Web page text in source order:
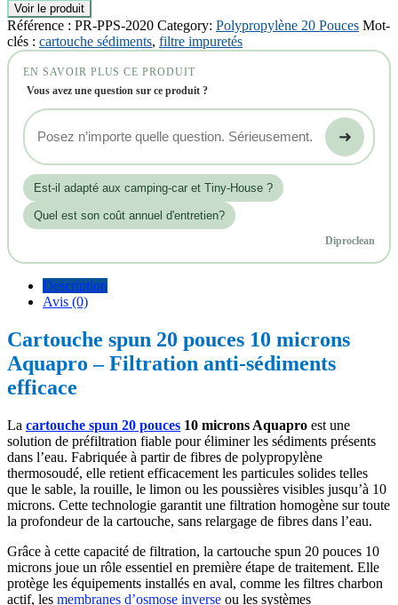
Voir le produit
Référence : PR-PPS-2020 Category: Polypropylène 20 Pouces Mot-
clés : cartouche sédiments, filtre impuretés
EN SAVOIR PLUS CE PRODUIT
Vous avez une question sur ce produit ?
➜
Est‑il adapté aux camping-car et Tiny-House ?
Quel est son coût annuel d'entretien?
Diproclean
Description
Avis (0)
Cartouche spun 20 pouces 10 microns
Aquapro – Filtration anti-sédiments
efficace
La cartouche spun 20 pouces 10 microns Aquapro est une
solution de préfiltration fiable pour éliminer les sédiments présents
dans l’eau. Fabriquée à partir de fibres de polypropylène
thermosoudé, elle retient efficacement les particules solides telles
que le sable, la rouille, le limon ou les poussières visibles jusqu’à 10
microns. Cette technologie garantit une filtration homogène sur toute
la profondeur de la cartouche, sans relargage de fibres dans l’eau.
Grâce à cette capacité de filtration, la cartouche spun 20 pouces 10
microns joue un rôle essentiel en première étape de traitement. Elle
protège les équipements installés en aval, comme les filtres charbon
actif, les membranes d’osmose inverse ou les systèmes